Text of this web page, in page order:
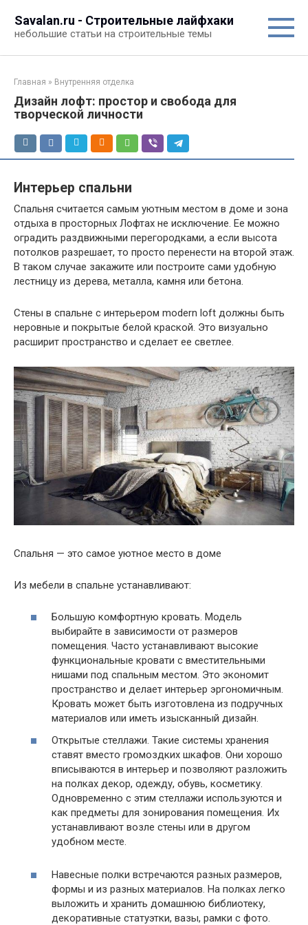
контенту
Savalan.ru - Строительные лайфхаки
небольшие статьи на строительные темы
Главная » Внутренняя отделка
Дизайн лофт: простор и свобода для
творческой личности
Интерьер спальни
Спальня считается самым уютным местом в доме и зона
отдыха в просторных Лофтах не исключение. Ее можно
оградить раздвижными перегородками, а если высота
потолков разрешает, то просто перенести на второй этаж.
В таком случае закажите или построите сами удобную
лестницу из дерева, металла, камня или бетона.
Стены в спальне с интерьером modern loft должны быть
неровные и покрытые белой краской. Это визуально
расширит пространство и сделает ее светлее.
Спальня — это самое уютное место в доме
Из мебели в спальне устанавливают:
Большую комфортную кровать. Модель
выбирайте в зависимости от размеров
помещения. Часто устанавливают высокие
функциональные кровати с вместительными
нишами под спальным местом. Это экономит
пространство и делает интерьер эргономичным.
Кровать может быть изготовлена из подручных
материалов или иметь изысканный дизайн.
Открытые стеллажи. Такие системы хранения
ставят вместо громоздких шкафов. Они хорошо
вписываются в интерьер и позволяют разложить
на полках декор, одежду, обувь, косметику.
Одновременно с этим стеллажи используются и
как предметы для зонирования помещения. Их
устанавливают возле стены или в другом
удобном месте.
Навесные полки встречаются разных размеров,
формы и из разных материалов. На полках легко
выложить и хранить домашнюю библиотеку,
декоративные статуэтки, вазы, рамки с фото.